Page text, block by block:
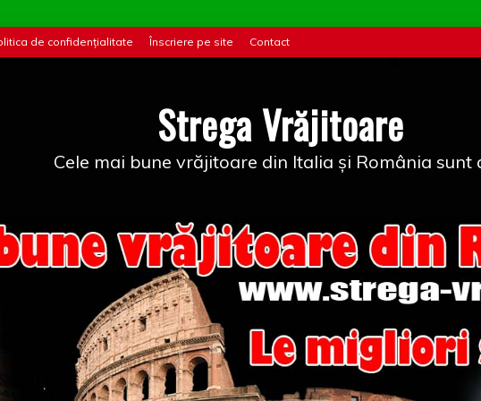
de confidențialitate Înscriere pe site Contact
Strega Vrăjitoare
Cele mai bune vrăjitoare din Italia și România sunt